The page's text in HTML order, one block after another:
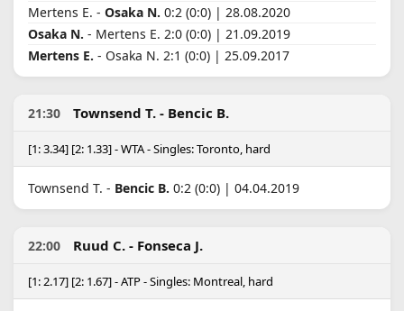
Mertens E. - Osaka N. 0:2 (0:0) | 28.08.2020
Osaka N. - Mertens E. 2:0 (0:0) | 21.09.2019
Mertens E. - Osaka N. 2:1 (0:0) | 25.09.2017
21:30 Townsend T. - Bencic B.
[1: 3.34] [2: 1.33] - WTA - Singles: Toronto, hard
Townsend T. - Bencic B. 0:2 (0:0) | 04.04.2019
22:00 Ruud C. - Fonseca J.
[1: 2.17] [2: 1.67] - ATP - Singles: Montreal, hard